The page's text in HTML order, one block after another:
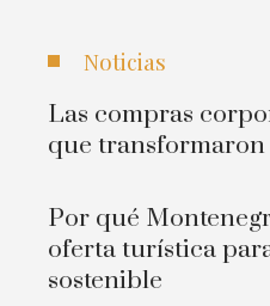
Noticias
Las compras
que transformaron
Por qué
oferta turística
sostenible